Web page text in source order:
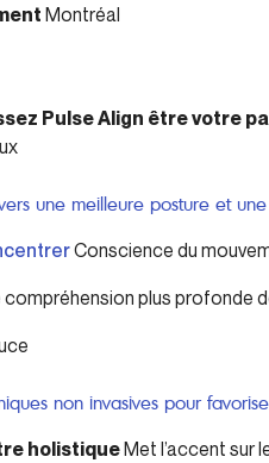
Montréal
Pulse Align être votre
une meilleure posture et
Conscience du
compréhension plus profonde
non invasives pour
holistiqueMet l’accent sur